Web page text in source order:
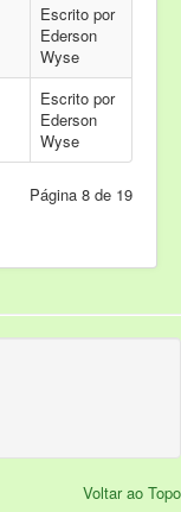
Escrito por
Ederson
Wyse
Escrito por
Ederson
Wyse
Página 8 de 19
Voltar ao Topo